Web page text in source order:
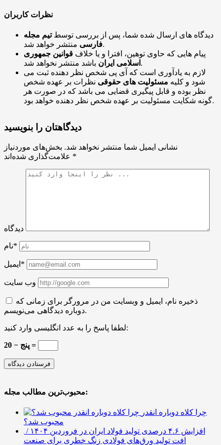
نظرات کاربران
دیدگاه های ارسال شده شما، پس از بررسی توسطتیم مجله
فارسیمنتشر خواهد شد.
پیام هایی که حاوی توهین، افترا و یا خلاف قوانین جمهوری
اسلامی ایران باشد منتشر نخواهد شد.
لازم به یادآوری است که آی پی شخص نظر دهنده ثبت می
شود و کلیه مسئولیت های حقوقی نظرات بر عهده شخص
نظر بوده و قابل پیگیری قضایی می باشد که در صورت هر
گونه شکایت مسئولیت بر عهده شخص نظر دهنده خواهد بود.
دیدگاهتان را بنویسید
نشانی ایمیل شما منتشر نخواهد شد. بخش‌های موردنیاز
*
دیدگاه
نام*
ایمیل*
وب سایت
ذخیره نام، ایمیل و وبسایت من در مرورگر برای زمانی که
دوباره دیدگاهی می‌نویسم.
لطفا پاسخ را به عدد انگلیسی وارد کنید:
20 − پنج =
محبوب‌ترین مطالب مجله:
چرا کلاه دوباره انقدر
محبوب شد؟
افزایش ۴.۶ درصدی تولید فولاد ایران در فروردین ۱۴۰۴ /
افت تولید ورق‌های فولادی زنگ خطری برای صنعت